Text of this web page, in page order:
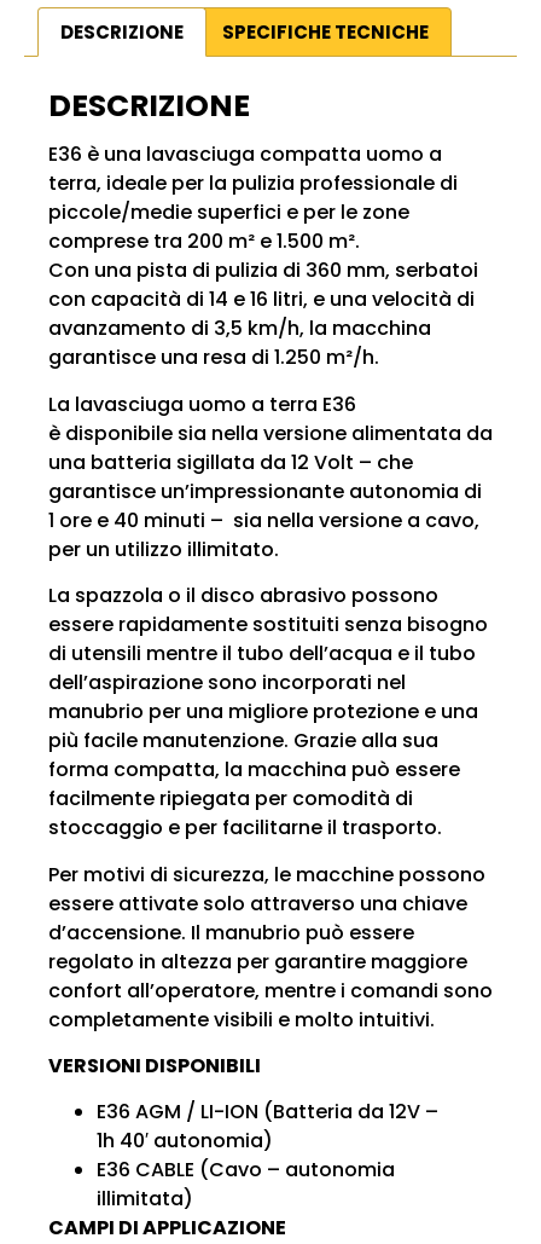
DESCRIZIONE SPECIFICHE TECNICHE
DESCRIZIONE
E36 è una lavasciuga compatta uomo a
terra, ideale per la pulizia professionale di
piccole/medie superfici e per le zone
comprese tra 200 m² e 1.500 m².
Con una pista di pulizia di 360 mm, serbatoi
con capacità di 14 e 16 litri, e una velocità di
avanzamento di 3,5 km/h, la macchina
garantisce una resa di 1.250 m²/h.
La lavasciuga uomo a terra E36
è disponibile sia nella versione alimentata da
una batteria sigillata da 12 Volt – che
garantisce un’impressionante autonomia di
1 ore e 40 minuti – sia nella versione a cavo,
per un utilizzo illimitato.
La spazzola o il disco abrasivo possono
essere rapidamente sostituiti senza bisogno
di utensili mentre il tubo dell’acqua e il tubo
dell’aspirazione sono incorporati nel
manubrio per una migliore protezione e una
più facile manutenzione. Grazie alla sua
forma compatta, la macchina può essere
facilmente ripiegata per comodità di
stoccaggio e per facilitarne il trasporto.
Per motivi di sicurezza, le macchine possono
essere attivate solo attraverso una chiave
d’accensione. Il manubrio può essere
regolato in altezza per garantire maggiore
confort all’operatore, mentre i comandi sono
completamente visibili e molto intuitivi.
VERSIONI DISPONIBILI
E36 AGM / LI-ION (Batteria da 12V –
1h 40′ autonomia)
E36 CABLE (Cavo – autonomia
illimitata)
CAMPI DI APPLICAZIONE